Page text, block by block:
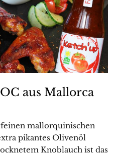
aus Mallorca
feinen mallorquinischen
pikantes Olivenöl
Knoblauch ist das